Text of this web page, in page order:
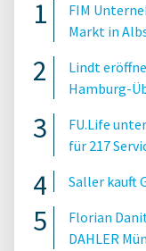
FIM
Markt in
Lindt
Hamburg-
FU.Life
für 217
Saller kauft
Florian
DAHLER